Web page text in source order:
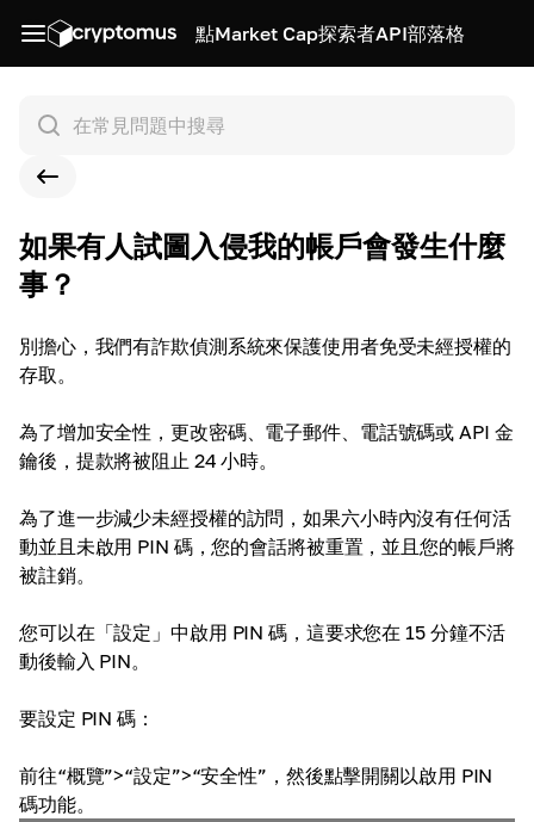
點Market Cap探索者API部落格
如果有人試圖入侵我的帳戶會發生什麼
事？
別擔心，我們有詐欺偵測系統來保護使用者免受未經授權的
存取。
為了增加安全性，更改密碼、電子郵件、電話號碼或 API 金
鑰後，提款將被阻止 24 小時。
為了進一步減少未經授權的訪問，如果六小時內沒有任何活
動並且未啟用 PIN 碼，您的會話將被重置，並且您的帳戶將
被註銷。
您可以在「設定」中啟用 PIN 碼，這要求您在 15 分鐘不活
動後輸入 PIN。
要設定 PIN 碼：
前往“概覽”>“設定”>“安全性”，然後點擊開關以啟用 PIN
碼功能。